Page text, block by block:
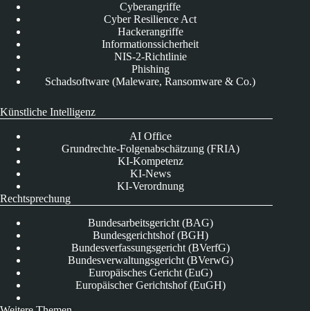
Cyberangriffe
Cyber Resilience Act
Hackerangriffe
Informationssicherheit
NIS-2-Richtlinie
Phishing
Schadsoftware (Maleware, Ransomware & Co.)
Künstliche Intelligenz
AI Office
Grundrechte-Folgenabschätzung (FRIA)
KI-Kompetenz
KI-News
KI-Verordnung
Rechtsprechung
Bundesarbeitsgericht (BAG)
Bundesgerichtshof (BGH)
Bundesverfassungsgericht (BVerfG)
Bundesverwaltungsgericht (BVerwG)
Europäisches Gericht (EuG)
Europäischer Gerichtshof (EuGH)